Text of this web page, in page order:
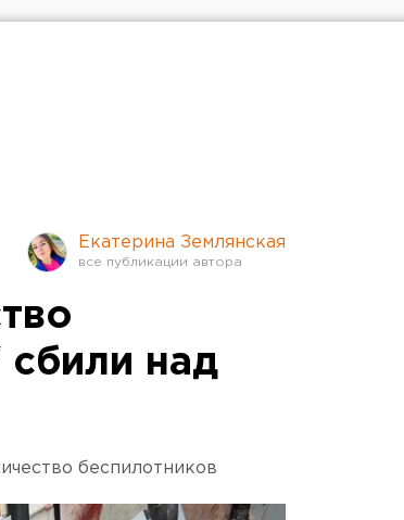
Екатерина Землянская
над
беспилотников